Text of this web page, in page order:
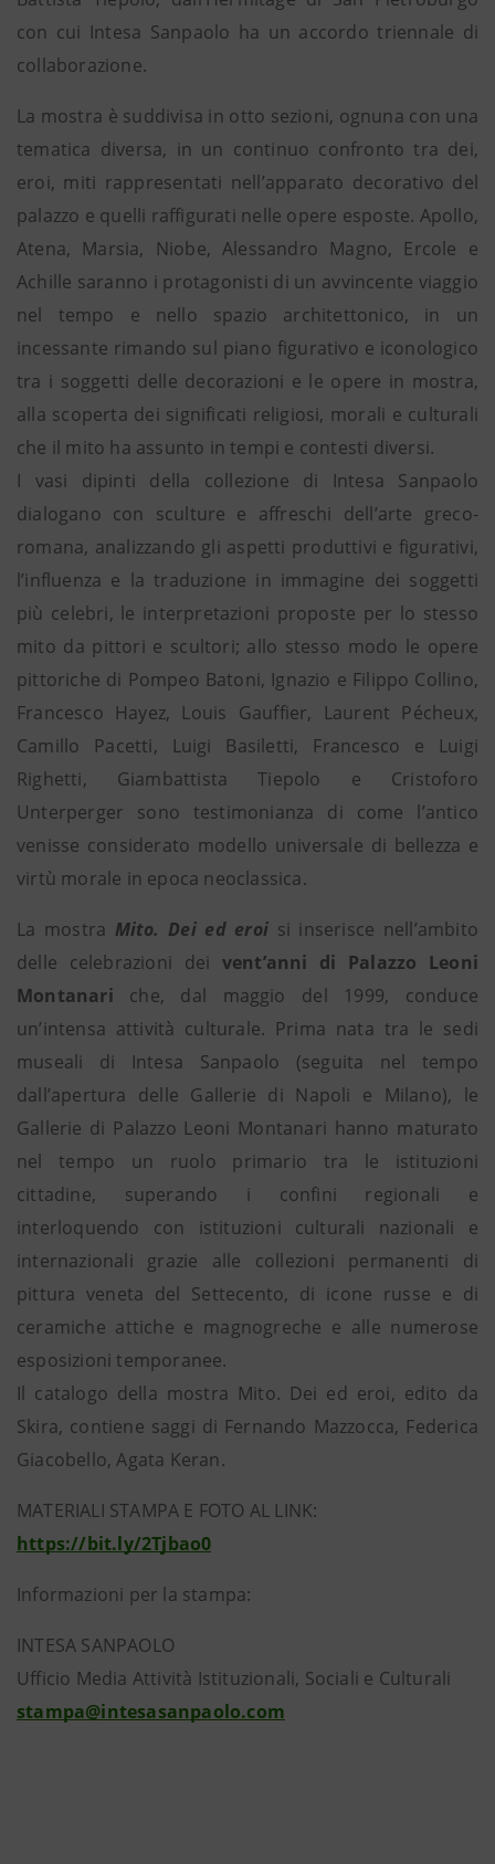
con cui Intesa Sanpaolo ha un accordo triennale di
collaborazione.
La mostra è suddivisa in otto sezioni, ognuna con una
tematica diversa, in un continuo confronto tra dei,
eroi, miti rappresentati nell’apparato decorativo del
palazzo e quelli raffigurati nelle opere esposte. Apollo,
Atena, Marsia, Niobe, Alessandro Magno, Ercole e
Achille saranno i protagonisti di un avvincente viaggio
nel tempo e nello spazio architettonico, in un
incessante rimando sul piano figurativo e iconologico
tra i soggetti delle decorazioni e le opere in mostra,
alla scoperta dei significati religiosi, morali e culturali
che il mito ha assunto in tempi e contesti diversi.
I vasi dipinti della collezione di Intesa Sanpaolo
dialogano con sculture e affreschi dell’arte greco-
romana, analizzando gli aspetti produttivi e figurativi,
l’influenza e la traduzione in immagine dei soggetti
più celebri, le interpretazioni proposte per lo stesso
mito da pittori e scultori; allo stesso modo le opere
pittoriche di Pompeo Batoni, Ignazio e Filippo Collino,
Francesco Hayez, Louis Gauffier, Laurent Pécheux,
Camillo Pacetti, Luigi Basiletti, Francesco e Luigi
Righetti, Giambattista Tiepolo e Cristoforo
Unterperger sono testimonianza di come l’antico
venisse considerato modello universale di bellezza e
virtù morale in epoca neoclassica.
La mostra Mito. Dei ed eroi si inserisce nell’ambito
delle celebrazioni dei vent’anni di Palazzo Leoni
Montanari che, dal maggio del 1999, conduce
un’intensa attività culturale. Prima nata tra le sedi
museali di Intesa Sanpaolo (seguita nel tempo
dall’apertura delle Gallerie di Napoli e Milano), le
Gallerie di Palazzo Leoni Montanari hanno maturato
nel tempo un ruolo primario tra le istituzioni
cittadine, superando i confini regionali e
interloquendo con istituzioni culturali nazionali e
internazionali grazie alle collezioni permanenti di
pittura veneta del Settecento, di icone russe e di
ceramiche attiche e magnogreche e alle numerose
esposizioni temporanee.
Il catalogo della mostra Mito. Dei ed eroi, edito da
Skira, contiene saggi di Fernando Mazzocca, Federica
Giacobello, Agata Keran.
MATERIALI STAMPA E FOTO AL LINK:
https://bit.ly/2Tjbao0
Informazioni per la stampa:
INTESA SANPAOLO
Ufficio Media Attività Istituzionali, Sociali e Culturali
stampa@intesasanpaolo.com